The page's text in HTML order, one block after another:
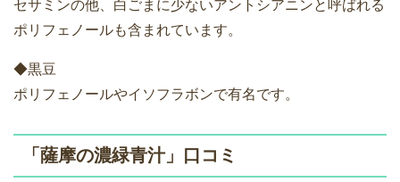
セサミンの他、白ごまに少ないアントシアニンと呼ばれる
ポリフェノールも含まれています。
◆黒豆
ポリフェノールやイソフラボンで有名です。
「薩摩の濃緑青汁」口コミ